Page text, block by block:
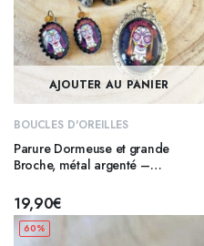
AJOUTER AU PANIER
BOUCLES D'OREILLES
Parure Dormeuse et grande
Broche, métal argenté –
19,90€
60%